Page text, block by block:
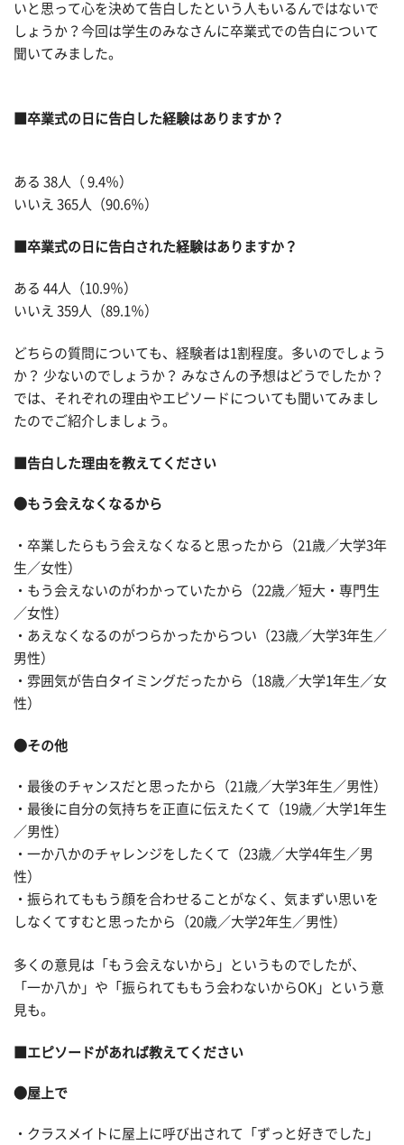
いと思って心を決めて告白したという人もいるんではないで
しょうか？今回は学生のみなさんに卒業式での告白について
聞いてみました。
■卒業式の日に告白した経験はありますか？
ある 38人（ 9.4％）
いいえ 365人（90.6％）
■卒業式の日に告白された経験はありますか？
ある 44人（10.9％）
いいえ 359人（89.1％）
どちらの質問についても、経験者は1割程度。多いのでしょう
か？ 少ないのでしょうか？ みなさんの予想はどうでしたか？
では、それぞれの理由やエピソードについても聞いてみまし
たのでご紹介しましょう。
■告白した理由を教えてください
●もう会えなくなるから
・卒業したらもう会えなくなると思ったから（21歳／大学3年
生／女性）
・もう会えないのがわかっていたから（22歳／短大・専門生
／女性）
・あえなくなるのがつらかったからつい（23歳／大学3年生／
男性）
・雰囲気が告白タイミングだったから（18歳／大学1年生／女
性）
●その他
・最後のチャンスだと思ったから（21歳／大学3年生／男性）
・最後に自分の気持ちを正直に伝えたくて（19歳／大学1年生
／男性）
・一か八かのチャレンジをしたくて（23歳／大学4年生／男
性）
・振られてももう顔を合わせることがなく、気まずい思いを
しなくてすむと思ったから（20歳／大学2年生／男性）
多くの意見は「もう会えないから」というものでしたが、
「一か八か」や「振られてももう会わないからOK」という意
見も。
■エピソードがあれば教えてください
●屋上で
・クラスメイトに屋上に呼び出されて「ずっと好きでした」